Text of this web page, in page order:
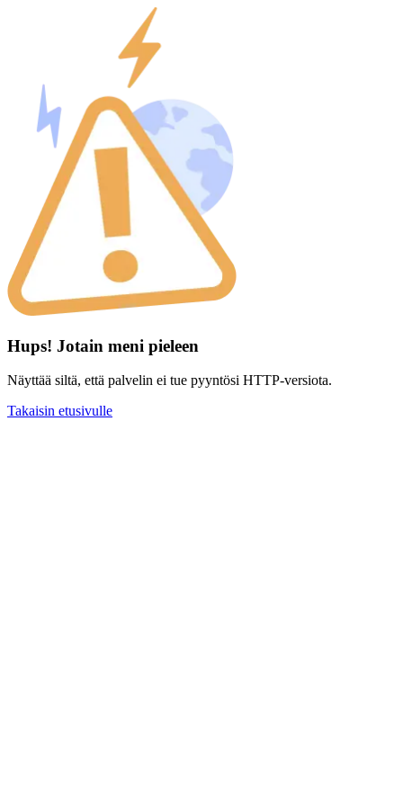
Hups! Jotain meni pieleen
Näyttää siltä, että palvelin ei tue pyyntösi HTTP-versiota.
Takaisin etusivulle